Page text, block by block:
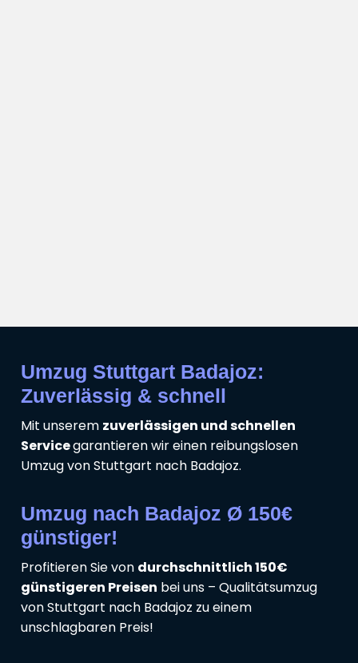
Umzug Stuttgart Badajoz:
Zuverlässig & schnell
Mit unserem zuverlässigen und schnellen
Servicegarantieren wir einen reibungslosen
Umzug von Stuttgart nach Badajoz.
Umzug nach Badajoz Ø 150€
günstiger!
Profitieren Sie von durchschnittlich 150€
günstigeren Preisen bei uns – Qualitätsumzug
von Stuttgart nach Badajoz zu einem
unschlagbaren Preis!